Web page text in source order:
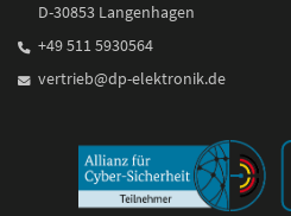
D-30853 Langenhagen
+49 511 5930564
vertrieb@dp-elektronik.de